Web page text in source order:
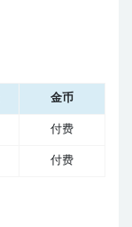
金币
付费
付费